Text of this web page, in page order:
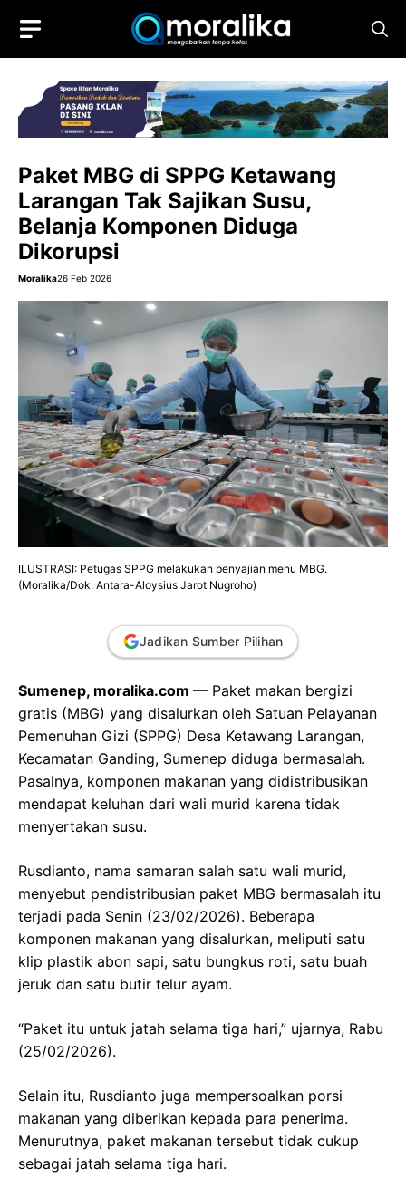
content
Paket MBG di SPPG Ketawang
Larangan Tak Sajikan Susu,
Belanja Komponen Diduga
Dikorupsi
Moralika26 Feb 2026
ILUSTRASI: Petugas SPPG melakukan penyajian menu MBG.
(Moralika/Dok. Antara-Aloysius Jarot Nugroho)
Jadikan Sumber Pilihan
Sumenep, moralika.com — Paket makan bergizi
gratis (MBG) yang disalurkan oleh Satuan Pelayanan
Pemenuhan Gizi (SPPG) Desa Ketawang Larangan,
Kecamatan Ganding, Sumenep diduga bermasalah.
Pasalnya, komponen makanan yang didistribusikan
mendapat keluhan dari wali murid karena tidak
menyertakan susu.
Rusdianto, nama samaran salah satu wali murid,
menyebut pendistribusian paket MBG bermasalah itu
terjadi pada Senin (23/02/2026). Beberapa
komponen makanan yang disalurkan, meliputi satu
klip plastik abon sapi, satu bungkus roti, satu buah
jeruk dan satu butir telur ayam.
“Paket itu untuk jatah selama tiga hari,” ujarnya, Rabu
(25/02/2026).
Selain itu, Rusdianto juga mempersoalkan porsi
makanan yang diberikan kepada para penerima.
Menurutnya, paket makanan tersebut tidak cukup
sebagai jatah selama tiga hari.